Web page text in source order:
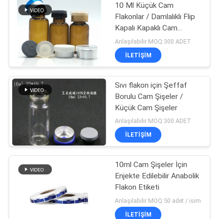
BIZIMLE
ILETIŞIME
GEÇIN
HABERLER
VAKALAR
SITE
HARITASI
PRIVACY
POLICY
10 Ml Küçük Cam
Flakonlar / Damlalıklı Flip
Kapalı Kapaklı Cam
Damlalıklı Şişeler
Anlaşılabilir MOQ:300 ADET
İLETIŞIM
Sıvı flakon için Şeffaf
Borulu Cam Şişeler /
Küçük Cam Şişeler
Anlaşılabilir MOQ:300 ADET
İLETIŞIM
10ml Cam Şişeler İçin
Enjekte Edilebilir Anabolik
Flakon Etiketi
Anlaşılabilir MOQ:50 adet / isim
İLETIŞIM